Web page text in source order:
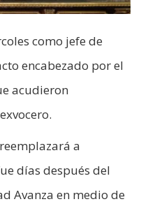
como jefe de
encabezado por el
acudieron
a
días después del
Avanza en medio de